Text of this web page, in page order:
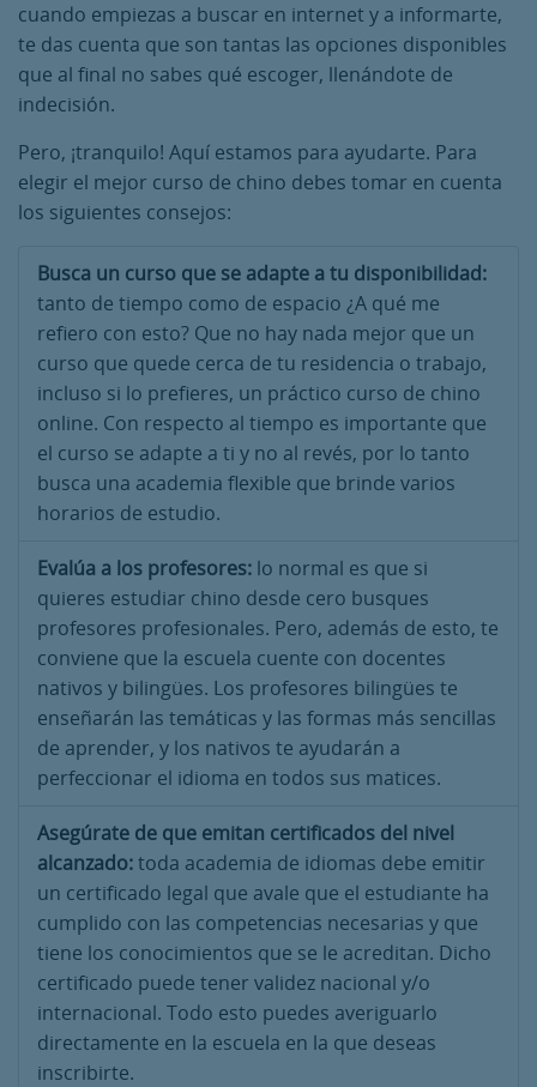
cuando empiezas a buscar en internet y a informarte,
te das cuenta que son tantas las opciones disponibles
que al final no sabes qué escoger, llenándote de
indecisión.
Pero, ¡tranquilo! Aquí estamos para ayudarte. Para
elegir el mejor curso de chino debes tomar en cuenta
los siguientes consejos:
Busca un curso que se adapte a tu disponibilidad:
tanto de tiempo como de espacio ¿A qué me
refiero con esto? Que no hay nada mejor que un
curso que quede cerca de tu residencia o trabajo,
incluso si lo prefieres, un práctico curso de chino
online. Con respecto al tiempo es importante que
el curso se adapte a ti y no al revés, por lo tanto
busca una academia flexible que brinde varios
horarios de estudio.
Evalúa a los profesores: lo normal es que si
quieres estudiar chino desde cero busques
profesores profesionales. Pero, además de esto, te
conviene que la escuela cuente con docentes
nativos y bilingües. Los profesores bilingües te
enseñarán las temáticas y las formas más sencillas
de aprender, y los nativos te ayudarán a
perfeccionar el idioma en todos sus matices.
Asegúrate de que emitan certificados del nivel
alcanzado:toda academia de idiomas debe emitir
un certificado legal que avale que el estudiante ha
cumplido con las competencias necesarias y que
tiene los conocimientos que se le acreditan. Dicho
certificado puede tener validez nacional y/o
internacional. Todo esto puedes averiguarlo
directamente en la escuela en la que deseas
inscribirte.